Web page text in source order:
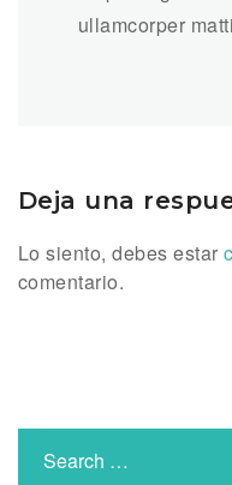
ullamcorper
Deja una
Lo siento, debes estar
comentario.